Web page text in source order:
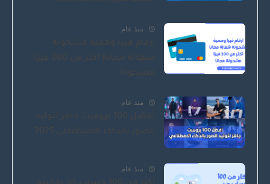
منذ عام
ارقام فيزا وهمية مشحونة
شغالة مجانا| اكثر من 200 فيزا
مشحونة
منذ عام
أفضل 100 برومبت جاهز لتوليد
الصور بالذكاء الاصطناعي 2025
منذ عام